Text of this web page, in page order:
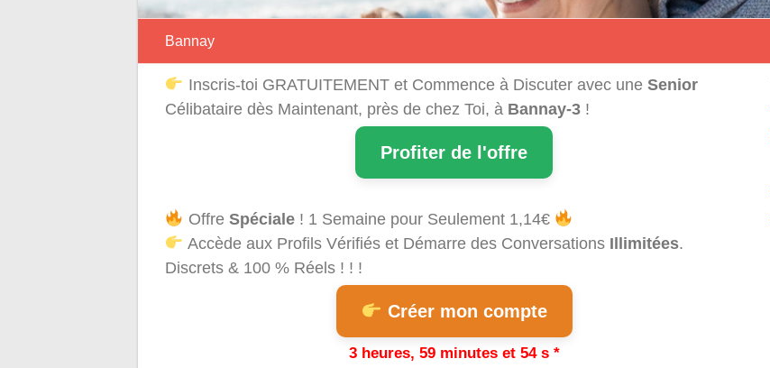
Bannay
Inscris-toi GRATUITEMENT et Commence à Discuter avec une Senior
Célibataire dès Maintenant, près de chez Toi, à Bannay-3 !
Profiter de l'offre
Offre Spéciale! 1 Semaine pour Seulement 1,14€
Accède aux Profils Vérifiés et Démarre des Conversations Illimitées.
Discrets & 100 % Réels ! ! !
Créer mon compte
3 heures, 59 minutes et 53 s *